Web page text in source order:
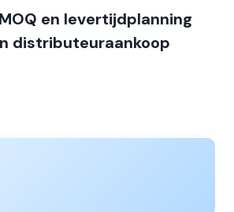
en levertijdplanning
distributeuraankoop